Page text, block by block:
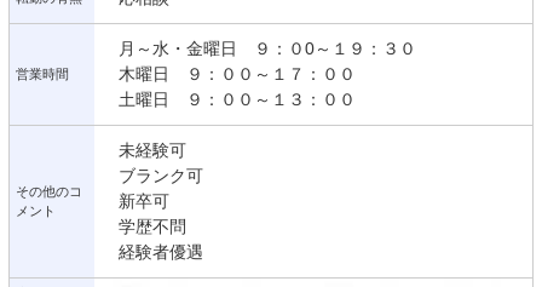
営業時間
月～水・金曜日 ９：０0～１９：３０
木曜日 ９：００～１７：００
土曜日 ９：００～１３：００
その他のコ
メント
未経験可
ブランク可
新卒可
学歴不問
経験者優遇